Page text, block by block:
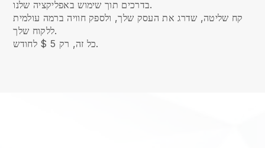
בדרכים תוך שימוש באפליקציה שלנו.
קח שליטה, שדרג את העסק שלך, ולספק חוויה ברמה עולמית
ללקוח שלך.
כל זה, רק 5 $ לחודש.